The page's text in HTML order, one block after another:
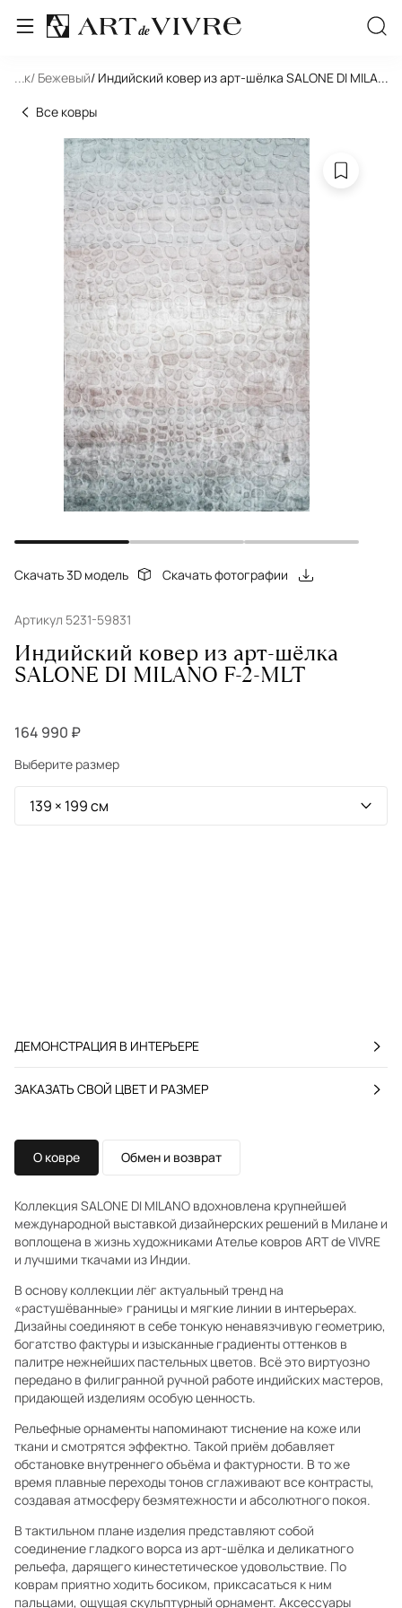
... / Бежевый/ Индийский ковер из арт-шёлка SALONE DI MILANO
...
Все ковры
Скачать 3D модель Скачать фотографии
Артикул 5231-59831
Индийский ковер из арт-шёлка
SALONE DI MILANO F-2-MLT
164 990 ₽
Выберите размер
ДЕМОНСТРАЦИЯ В ИНТЕРЬЕРЕ
ЗАКАЗАТЬ СВОЙ ЦВЕТ И РАЗМЕР
О ковре Обмен и возврат
Коллекция SALONE DI MILANO вдохновлена крупнейшей
международной выставкой дизайнерских решений в Милане и
воплощена в жизнь художниками Ателье ковров ART de VIVRE
и лучшими ткачами из Индии.
В основу коллекции лёг актуальный тренд на
«растушёванные» границы и мягкие линии в интерьерах.
Дизайны соединяют в себе тонкую ненавязчивую геометрию,
богатство фактуры и изысканные градиенты оттенков в
палитре нежнейших пастельных цветов. Всё это виртуозно
передано в филигранной ручной работе индийских мастеров,
придающей изделиям особую ценность.
Рельефные орнаменты напоминают тиснение на коже или
ткани и смотрятся эффектно. Такой приём добавляет
обстановке внутреннего объёма и фактурности. В то же
время плавные переходы тонов сглаживают все контрасты,
создавая атмосферу безмятежности и абсолютного покоя.
В тактильном плане изделия представляют собой
соединение гладкого ворса из арт-шёлка и деликатного
рельефа, дарящего кинестетическое удовольствие. По
коврам приятно ходить босиком, приксасаться к ним
пальцами, ощущая скульптурный орнамент. Аксессуары